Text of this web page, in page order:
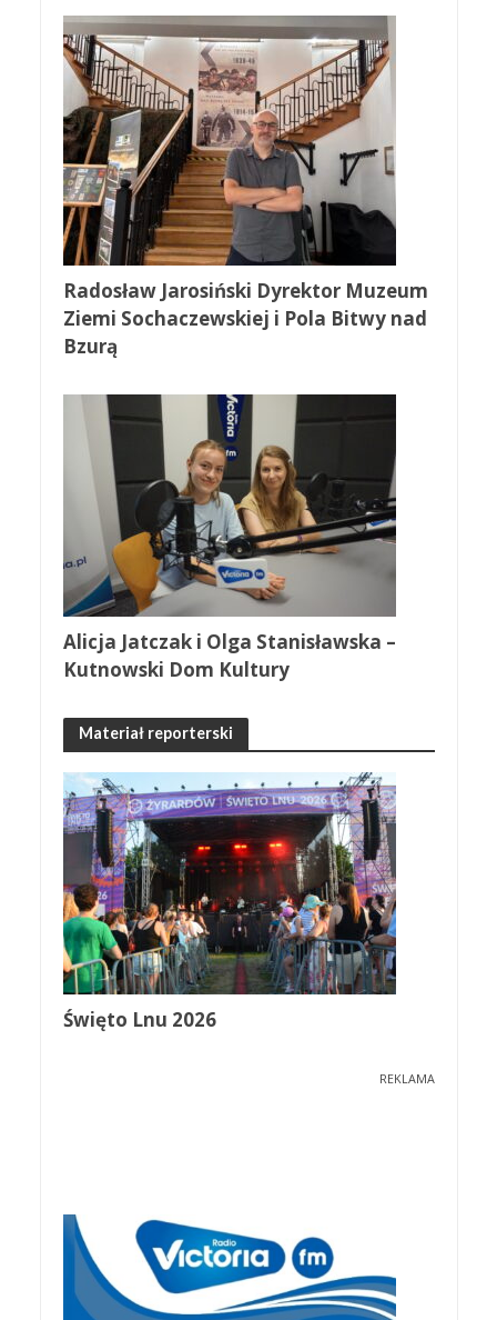
Radosław Jarosiński Dyrektor Muzeum
Ziemi Sochaczewskiej i Pola Bitwy nad
Bzurą
Alicja Jatczak i Olga Stanisławska –
Kutnowski Dom Kultury
Materiał reporterski
Święto Lnu 2026
REKLAMA